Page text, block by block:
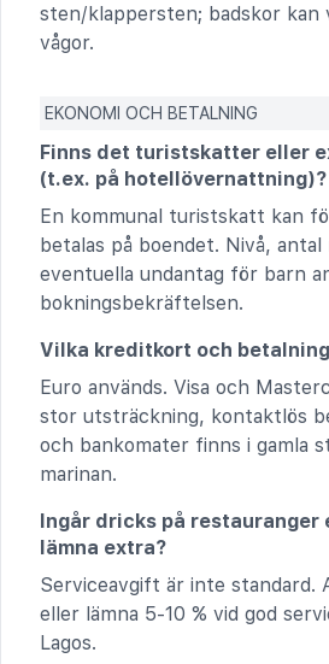
sten/klappersten; badskor kan
vågor.
EKONOMI OCH BETALNING
Finns det turistskatter eller
(t.ex. på hotellövernattning)?
En kommunal turistskatt kan
betalas på boendet. Nivå,
eventuella undantag för barn
bokningsbekräftelsen.
Vilka kreditkort och
Euro används. Visa och
stor utsträckning, kontaktlös
och bankomater finns i gamla
marinan.
Ingår dricks på restauranger
lämna extra?
Serviceavgift är inte standard.
eller lämna 5-10 % vid god
Lagos.